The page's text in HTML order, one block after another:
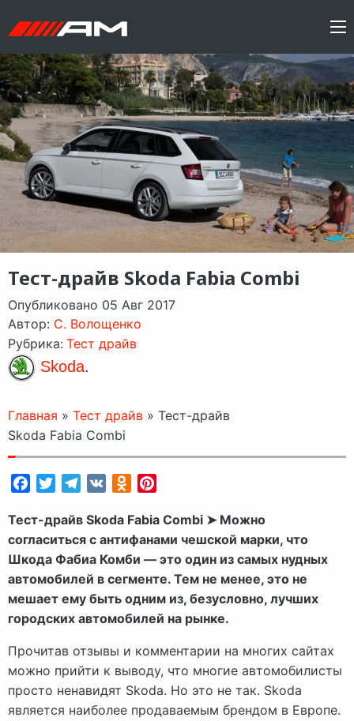
Тест-драйв Skoda Fabia Combi
Опубликовано 05 Авг 2017
Автор: C. Волощенко
Рубрика: Тест драйв
Skoda.
Главная » Тест драйв » Тест-драйв
Skoda Fabia Combi
FacebookTwitterTelegram
VK Odnoklassniki
Тест-драйв Skoda Fabia Combi ➤ Можно
согласиться с антифанами чешской марки, что
Шкода Фабиа Комби — это один из самых нудных
автомобилей в сегменте. Тем не менее, это не
мешает ему быть одним из, безусловно, лучших
городских автомобилей на рынке.
Прочитав отзывы и комментарии на многих сайтах
можно прийти к выводу, что многие автомобилисты
просто ненавидят Skoda. Но это не так. Skoda
является наиболее продаваемым брендом в Европе.